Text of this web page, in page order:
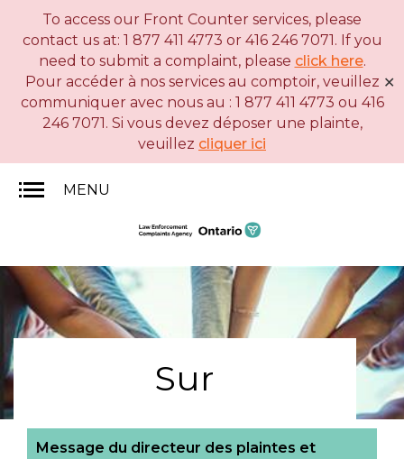
To access our Front Counter services, please
contact us at: 1 877 411 4773 or 416 246 7071. If you
need to submit a complaint, please click here.
Pour accéder à nos services au comptoir, veuillez
communiquer avec nous au : 1 877 411 4773 ou 416
246 7071. Si vous devez déposer une plainte,
veuillez cliquer ici
✕
Skip
to
main
content
Version
HTML
simplifiée
MENU
Sur
Message du directeur des plaintes et